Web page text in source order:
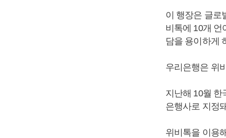
이 행장은 글로
비톡에 10개 언
담을 용이하게
우리은행은 위
지난해 10월 한
은행사로 지정
위비톡을 이용